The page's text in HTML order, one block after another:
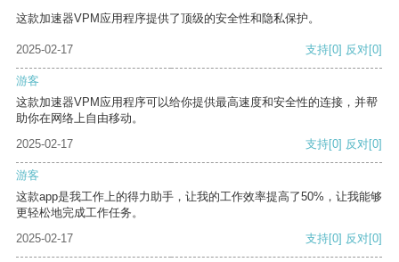
这款加速器VPM应用程序提供了顶级的安全性和隐私保护。
2025-02-17 支持[0] 反对[0]
游客
这款加速器VPM应用程序可以给你提供最高速度和安全性的连接，并帮
助你在网络上自由移动。
2025-02-17
支持[0] 反对[0]
游客
这款app是我工作上的得力助手，让我的工作效率提高了50%，让我能够
更轻松地完成工作任务。
2025-02-17
支持[0] 反对[0]